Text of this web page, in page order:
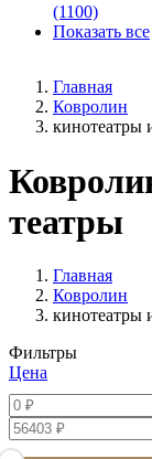
(1100)
Показать все
Главная
Ковролин
кинотеатры
театры
Главная
Ковролин
кинотеатры
Фильтры
Цена